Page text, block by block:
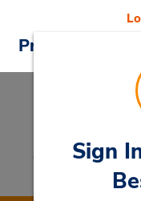
Promoções
CarSign